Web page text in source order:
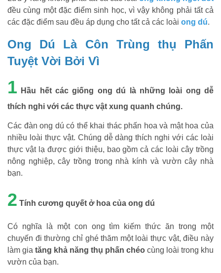
đều cùng một đặc điểm sinh học, vì vậy không phải tất cả
các đặc điểm sau đều áp dụng cho tất cả các loài ong dú.
Ong Dú Là Côn Trùng thụ Phấn
Tuyệt Vời Bởi Vì
1 Hầu hết các giống ong dú là những loài ong dễ
thích nghi với các thực vật xung quanh chúng.
Các đàn ong dú có thể khai thác phấn hoa và mật hoa của
nhiều loài thực vật. Chúng dễ dàng thích nghi với các loài
thực vật lạ được giới thiệu, bao gồm cả các loài cây trồng
nông nghiệp, cây trồng trong nhà kính và vườn cây nhà
bạn.
2 Tính cương quyết ở hoa của ong dú
Có nghĩa là một con ong tìm kiếm thức ăn trong một
chuyến đi thường chỉ ghé thăm một loài thực vật, điều này
làm gia tăng khả năng thụ phấn chéo cùng loài trong khu
vườn của bạn.